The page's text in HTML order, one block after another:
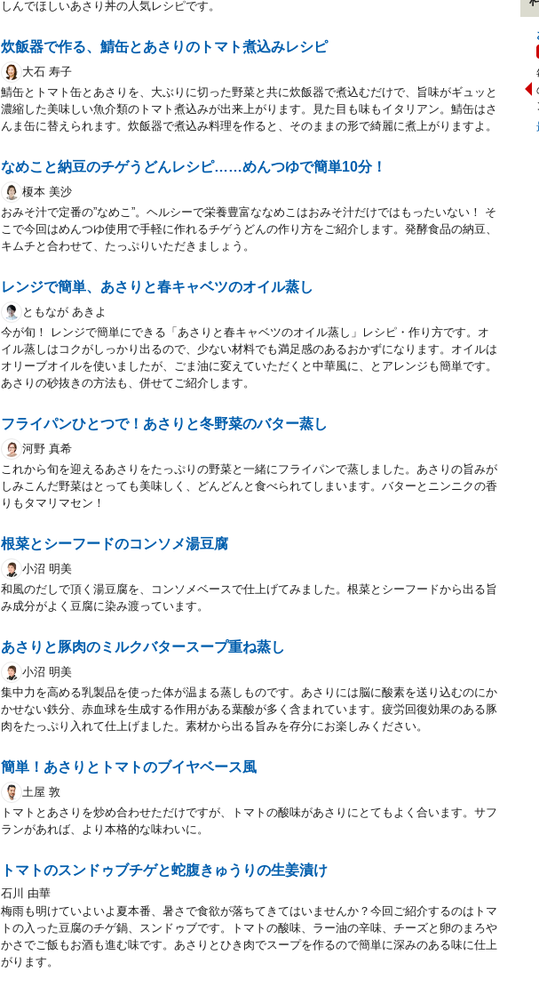
しんでほしいあさり丼の人気レシピです。
炊飯器で作る、鯖缶とあさりのトマト煮込みレシピ
大石 寿子
鯖缶とトマト缶とあさりを、大ぶりに切った野菜と共に炊飯器で煮込むだけで、旨味がギュッと
濃縮した美味しい魚介類のトマト煮込みが出来上がります。見た目も味もイタリアン。鯖缶はさ
んま缶に替えられます。炊飯器で煮込み料理を作ると、そのままの形で綺麗に煮上がりますよ。
なめこと納豆のチゲうどんレシピ……めんつゆで簡単10分！
榎本 美沙
おみそ汁で定番の”なめこ”。ヘルシーで栄養豊富ななめこはおみそ汁だけではもったいない！ そ
こで今回はめんつゆ使用で手軽に作れるチゲうどんの作り方をご紹介します。発酵食品の納豆、
キムチと合わせて、たっぷりいただきましょう。
レンジで簡単、あさりと春キャベツのオイル蒸し
ともなが あきよ
今が旬！ レンジで簡単にできる「あさりと春キャベツのオイル蒸し」レシピ・作り方です。オ
イル蒸しはコクがしっかり出るので、少ない材料でも満足感のあるおかずになります。オイルは
オリーブオイルを使いましたが、ごま油に変えていただくと中華風に、とアレンジも簡単です。
あさりの砂抜きの方法も、併せてご紹介します。
フライパンひとつで！あさりと冬野菜のバター蒸し
河野 真希
これから旬を迎えるあさりをたっぷりの野菜と一緒にフライパンで蒸しました。あさりの旨みが
しみこんだ野菜はとっても美味しく、どんどんと食べられてしまいます。バターとニンニクの香
りもタマリマセン！
根菜とシーフードのコンソメ湯豆腐
小沼 明美
和風のだしで頂く湯豆腐を、コンソメベースで仕上げてみました。根菜とシーフードから出る旨
み成分がよく豆腐に染み渡っています。
あさりと豚肉のミルクバタースープ重ね蒸し
小沼 明美
集中力を高める乳製品を使った体が温まる蒸しものです。あさりには脳に酸素を送り込むのにか
かせない鉄分、赤血球を生成する作用がある葉酸が多く含まれています。疲労回復効果のある豚
肉をたっぷり入れて仕上げました。素材から出る旨みを存分にお楽しみください。
簡単！あさりとトマトのブイヤベース風
土屋 敦
トマトとあさりを炒め合わせただけですが、トマトの酸味があさりにとてもよく合います。サフ
ランがあれば、より本格的な味わいに。
トマトのスンドゥブチゲと蛇腹きゅうりの生姜漬け
石川 由華
梅雨も明けていよいよ夏本番、暑さで食欲が落ちてきてはいませんか？今回ご紹介するのはトマ
トの入った豆腐のチゲ鍋、スンドゥブです。トマトの酸味、ラー油の辛味、チーズと卵のまろや
かさでご飯もお酒も進む味です。あさりとひき肉でスープを作るので簡単に深みのある味に仕上
がります。